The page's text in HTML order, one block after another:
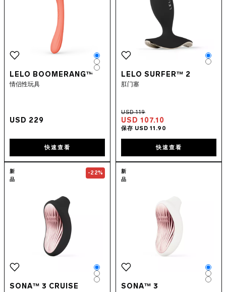
LELO BOOMERANG™
情侣性玩具
USD 229
Color
Color
Color
快速查看
LELO SURFER™ 2
肛门塞
USD 107.10
快速查看
Go to theSONA™ 3 Cruise
新
品
-22%
SONA™ 3 CRUISE
Color
Color
Color
新
品
SONA™ 3